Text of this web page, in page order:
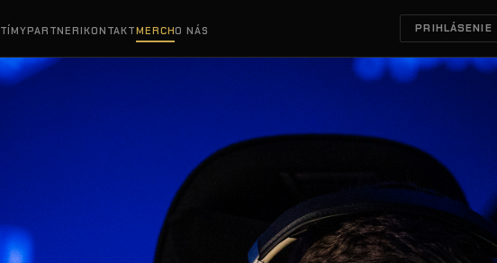
TÍMYPARTNERIKONTAKTMERCHO NÁS PRIHLÁSENIE